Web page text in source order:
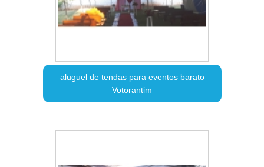
aluguel de tendas para eventos barato
Votorantim